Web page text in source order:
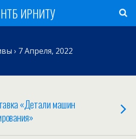
НТБ ИРНИТУ
› 7 Апреля, 2022
«Детали машин